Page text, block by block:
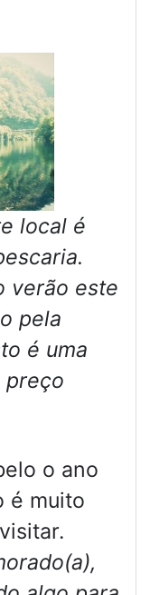
local é
verão este
pela
é uma
preço
o ano
é muito